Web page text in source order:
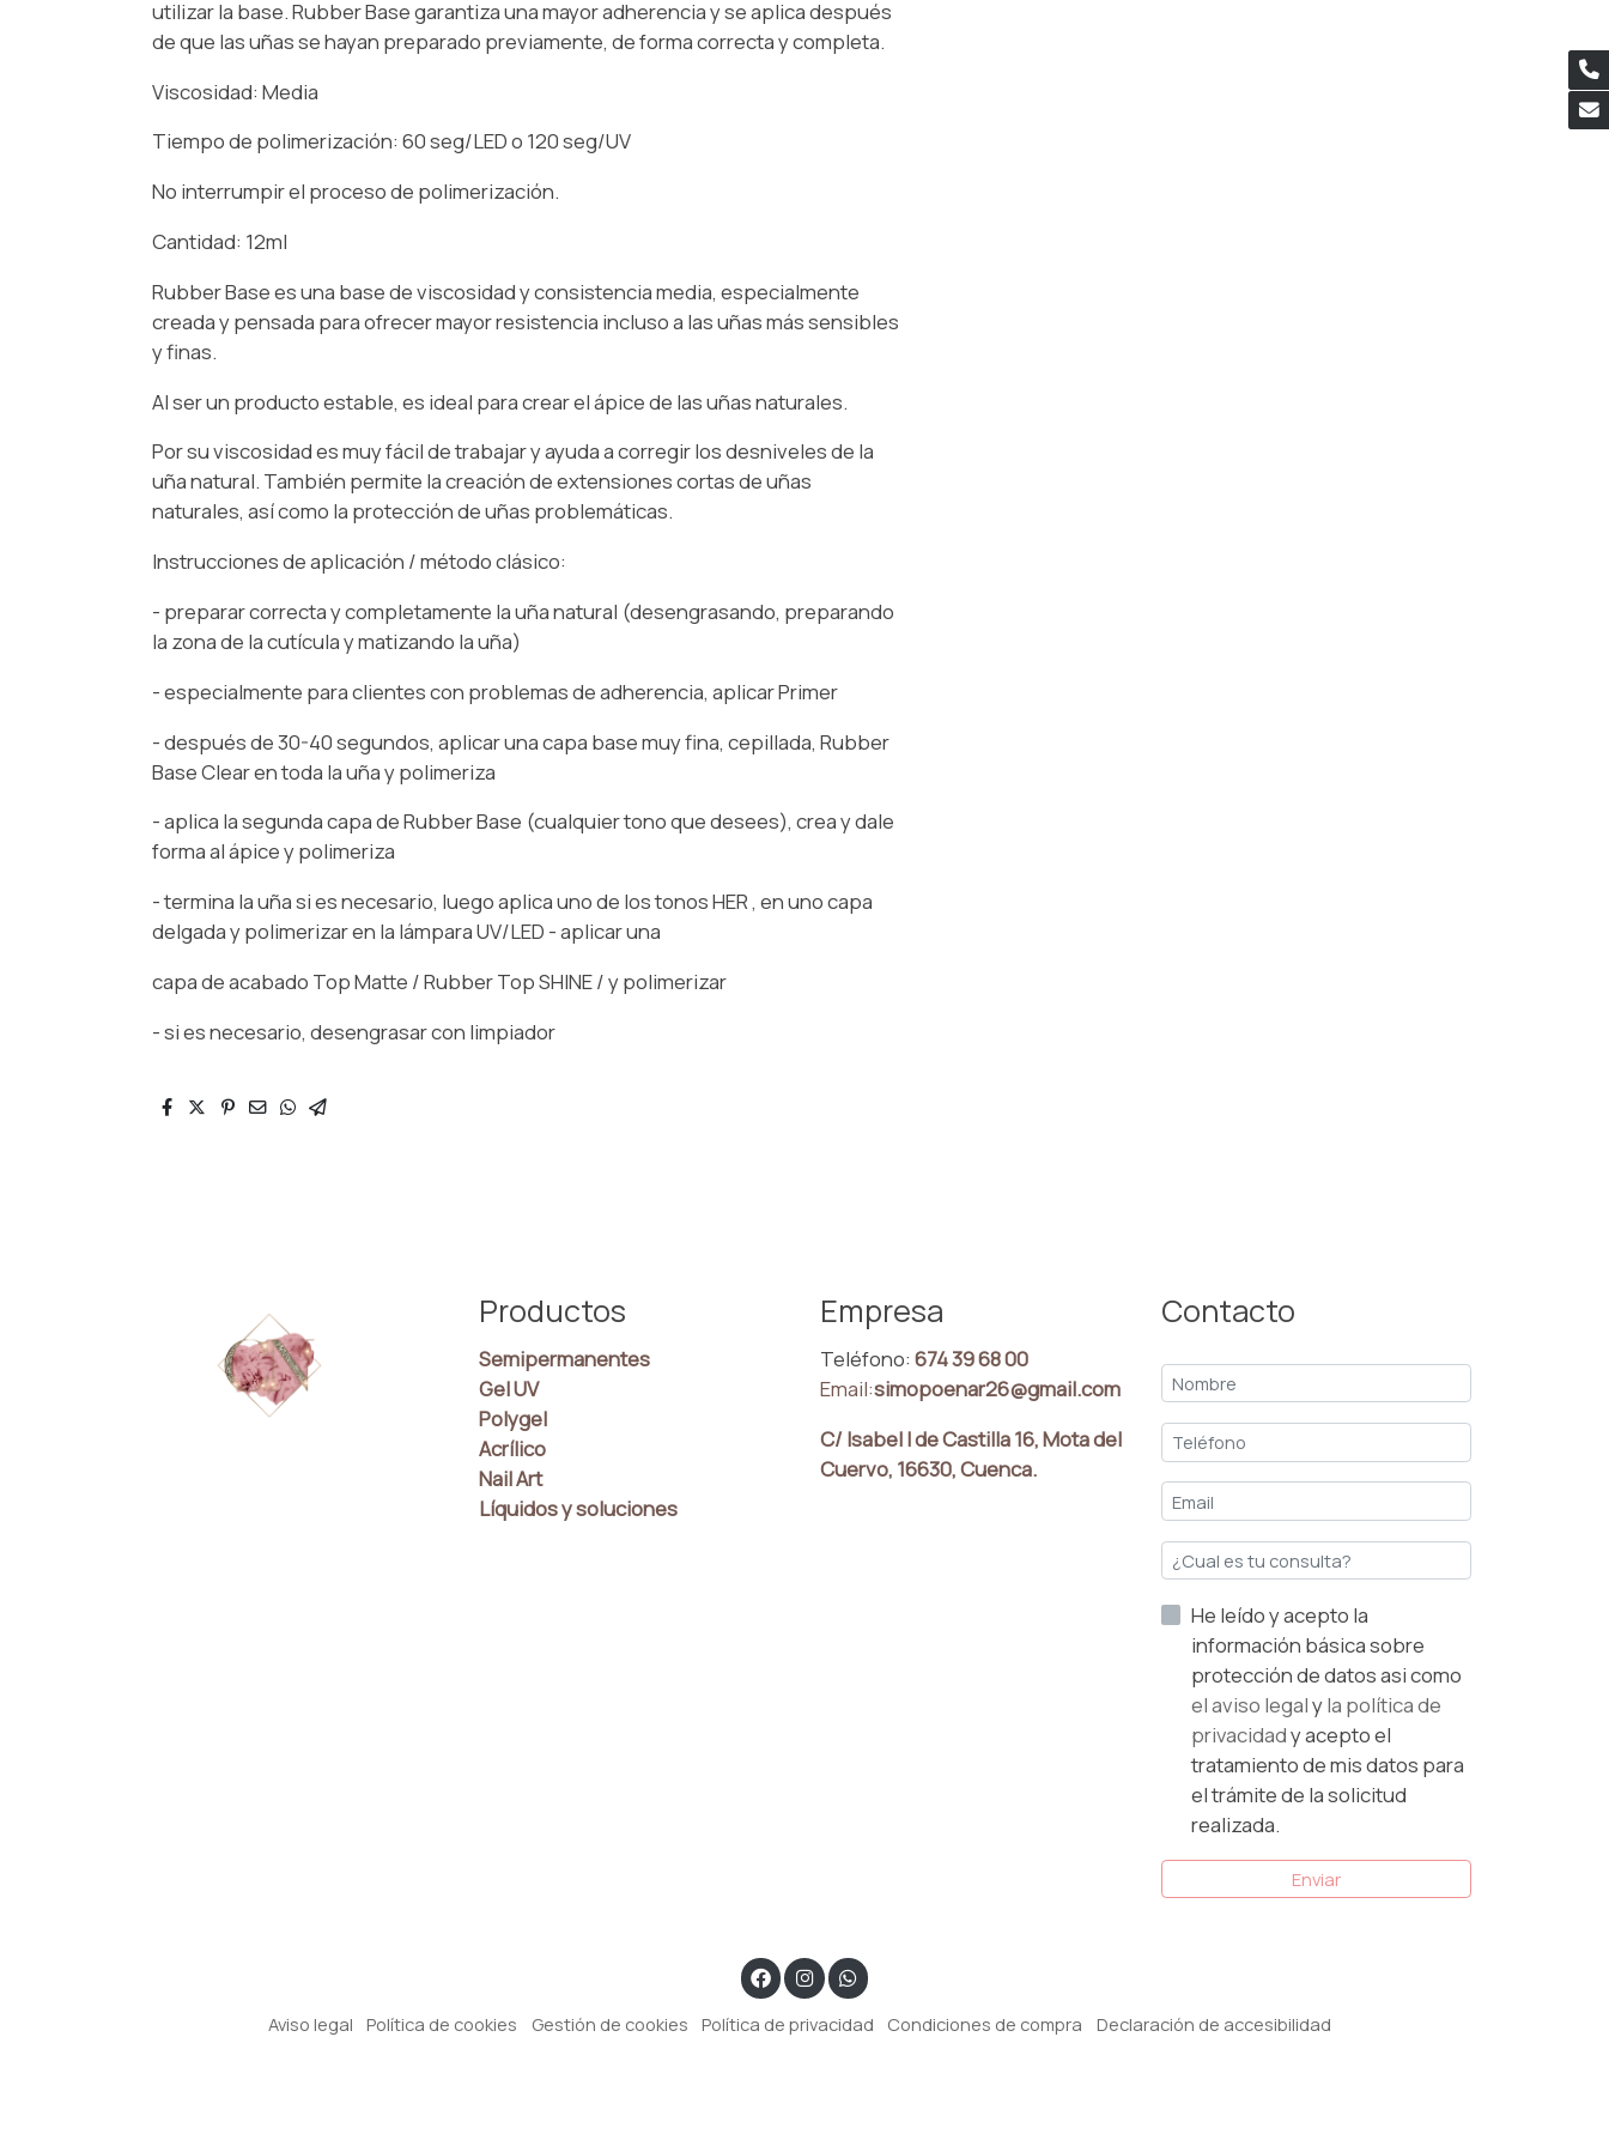
utilizar la base. Rubber Base garantiza una mayor adherencia y se aplica después
de que las uñas se hayan preparado previamente, de forma correcta y completa.
Viscosidad: Media
Tiempo de polimerización: 60 seg/LED o 120 seg/UV
No interrumpir el proceso de polimerización.
Cantidad: 12ml
Rubber Base es una base de viscosidad y consistencia media, especialmente
creada y pensada para ofrecer mayor resistencia incluso a las uñas más sensibles
y finas.
Al ser un producto estable, es ideal para crear el ápice de las uñas naturales.
Por su viscosidad es muy fácil de trabajar y ayuda a corregir los desniveles de la
uña natural. También permite la creación de extensiones cortas de uñas
naturales, así como la protección de uñas problemáticas.
Instrucciones de aplicación / método clásico:
- preparar correcta y completamente la uña natural (desengrasando, preparando
la zona de la cutícula y matizando la uña)
- especialmente para clientes con problemas de adherencia, aplicar Primer
- después de 30-40 segundos, aplicar una capa base muy fina, cepillada, Rubber
Base Clear en toda la uña y polimeriza
- aplica la segunda capa de Rubber Base (cualquier tono que desees), crea y dale
forma al ápice y polimeriza
- termina la uña si es necesario, luego aplica uno de los tonos HER , en uno capa
delgada y polimerizar en la lámpara UV/LED - aplicar una
capa de acabado Top Matte / Rubber Top SHINE / y polimerizar
- si es necesario, desengrasar con limpiador
Productos
Semipermanentes
Gel UV
Polygel
Acrílico
Nail Art
Líquidos y soluciones
Empresa
Teléfono: 674 39 68 00
Email:simopoenar26@gmail.com
C/ Isabel I de Castilla 16, Mota del
Cuervo, 16630, Cuenca.
Contacto
He leído y acepto la
información básica sobre
protección de datos asi como
el aviso legalyla política de
privacidady acepto el
tratamiento de mis datos para
el trámite de la solicitud
realizada.
Enviar
Aviso legal Política de cookies Gestión de cookies Política de privacidad Condiciones de compra Declaración de accesibilidad